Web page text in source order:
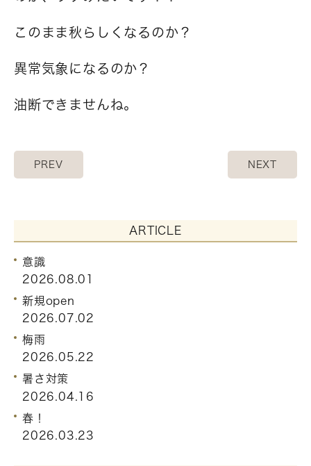
このまま秋らしくなるのか？
異常気象になるのか？
油断できませんね。
PREV NEXT
ARTICLE
意識
2026.08.01
新規open
2026.07.02
梅雨
2026.05.22
暑さ対策
2026.04.16
春！
2026.03.23